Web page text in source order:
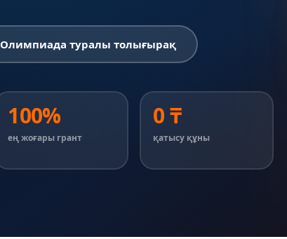
Олимпиада туралы толығырақ
100%
ең жоғары грант
0 ₸
қатысу құны